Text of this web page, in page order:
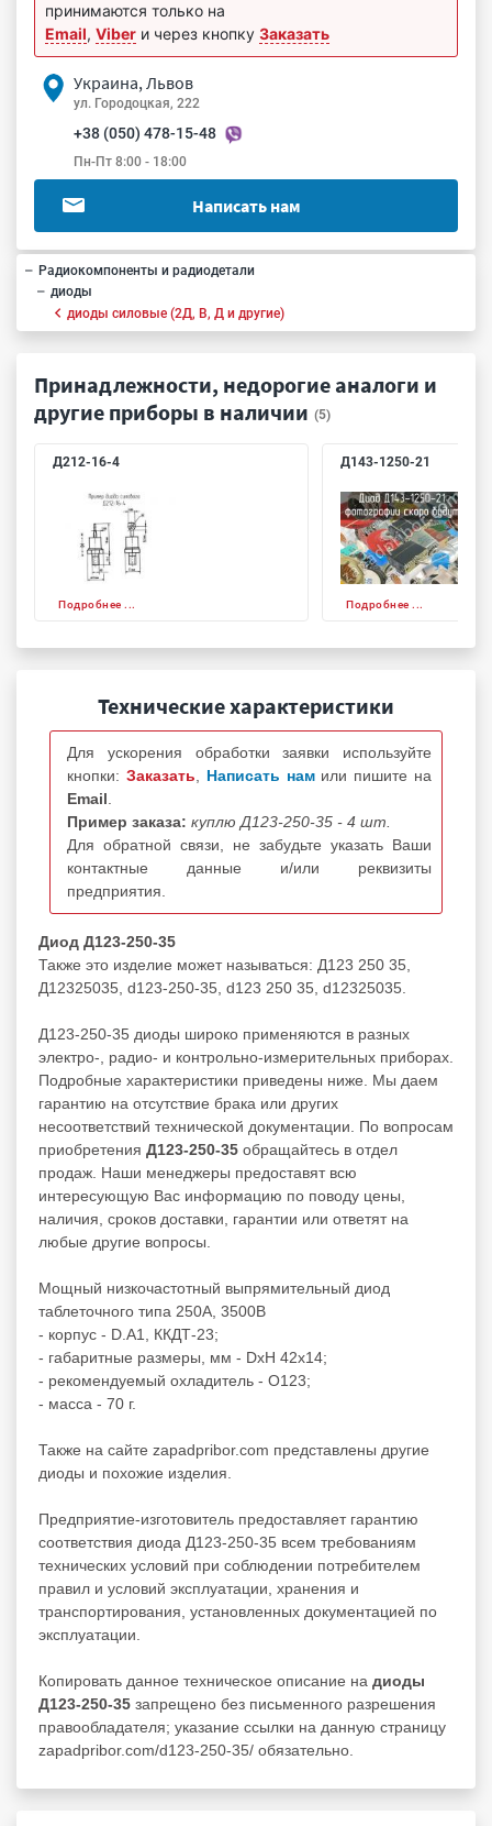
принимаются только на
Email, Viber и через кнопку Заказать
Украина, Львов
ул. Городоцкая, 222
+38 (050) 478-15-48
Пн-Пт 8:00 - 18:00
Написать нам
Радиокомпоненты и радиодетали
диоды
диоды силовые (2Д, В, Д и другие)
Принадлежности, недорогие аналоги и
другие приборы в наличии (5)
Д212-16-4
Подробнее ...
Д143-1250-21
Подробнее ...
Технические характеристики
Для ускорения обработки заявки используйте
кнопки: Заказать Написать нам или пишите на
Email
Пример заказа: куплю Д123-250-35 - 4 шт.
Для обратной связи, не забудьте указать Ваши
контактные данные и/или реквизиты
предприятия.
Диод Д123-250-35
Также это изделие может называться: Д123 250 35,
Д12325035, d123-250-35, d123 250 35, d12325035.
Д123-250-35 диоды широко применяются в разных
электро-, радио- и контрольно-измерительных приборах.
Подробные характеристики приведены ниже. Мы даем
гарантию на отсутствие брака или других
несоответствий технической документации. По вопросам
приобретения Д123-250-35 обращайтесь в отдел
продаж. Наши менеджеры предоставят всю
интересующую Вас информацию по поводу цены,
наличия, сроков доставки, гарантии или ответят на
любые другие вопросы.
Мощный низкочастотный выпрямительный диод
таблеточного типа 250А, 3500В
- корпус - D.A1, ККДТ-23;
- габаритные размеры, мм - DxH 42x14;
- рекомендуемый охладитель - О123;
- масса - 70 г.
Также на сайте zapadpribor.com представлены другие
диоды и похожие изделия.
Предприятие-изготовитель предоставляет гарантию
соответствия диода Д123-250-35 всем требованиям
технических условий при соблюдении потребителем
правил и условий эксплуатации, хранения и
транспортирования, установленных документацией по
эксплуатации.
Копировать данное техническое описание на диоды
Д123-250-35 запрещено без письменного разрешения
правообладателя; указание ссылки на данную страницу
zapadpribor.com/d123-250-35/ обязательно.